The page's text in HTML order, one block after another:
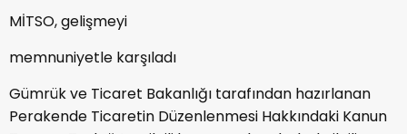
MİTSO, gelişmeyi
memnuniyetle karşıladı
Gümrük ve Ticaret Bakanlığı tarafından hazırlanan
Perakende Ticaretin Düzenlenmesi Hakkındaki Kanun